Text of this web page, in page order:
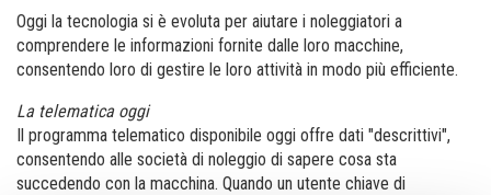
Oggi la tecnologia si è evoluta per aiutare i noleggiatori a
comprendere le informazioni fornite dalle loro macchine,
consentendo loro di gestire le loro attività in modo più efficiente.
La telematica oggi
Il programma telematico disponibile oggi offre dati "descrittivi",
consentendo alle società di noleggio di sapere cosa sta
succedendo con la macchina. Quando un utente chiave di